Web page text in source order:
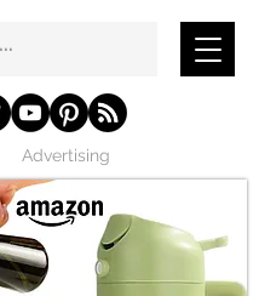
Advertising